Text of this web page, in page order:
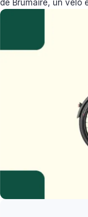
de Brumaire, un vélo